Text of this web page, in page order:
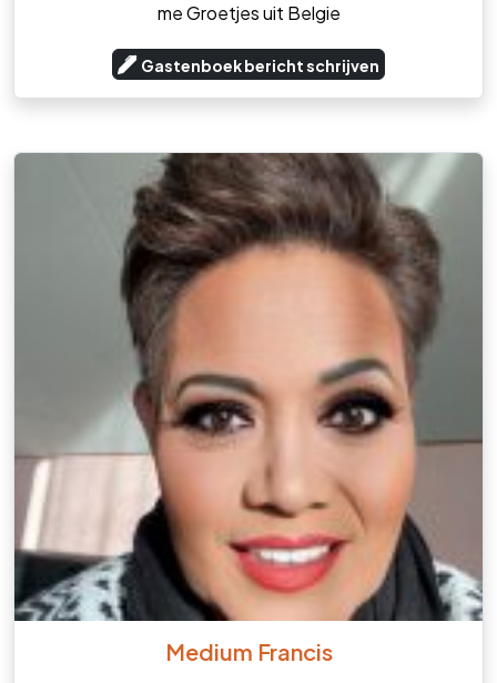
me Groetjes uit Belgie
Gastenboek bericht schrijven
Medium Francis